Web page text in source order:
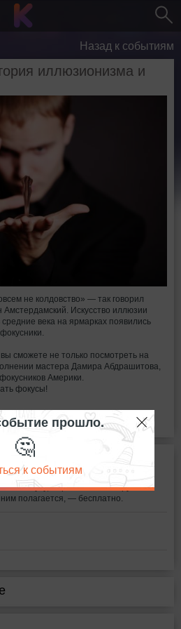
Назад к событиям
иллюзионизма и
не колдовство» — так говорил
Искусство иллюзии
века на ярмарках появились
сможете не только посмотреть на
мастера Дамира Абдрашитова,
Америки.
фокусы!
за минуту, с третьего часа 1 рубль в
полагается, — бесплатно.
прошло.
🤔
к событиям